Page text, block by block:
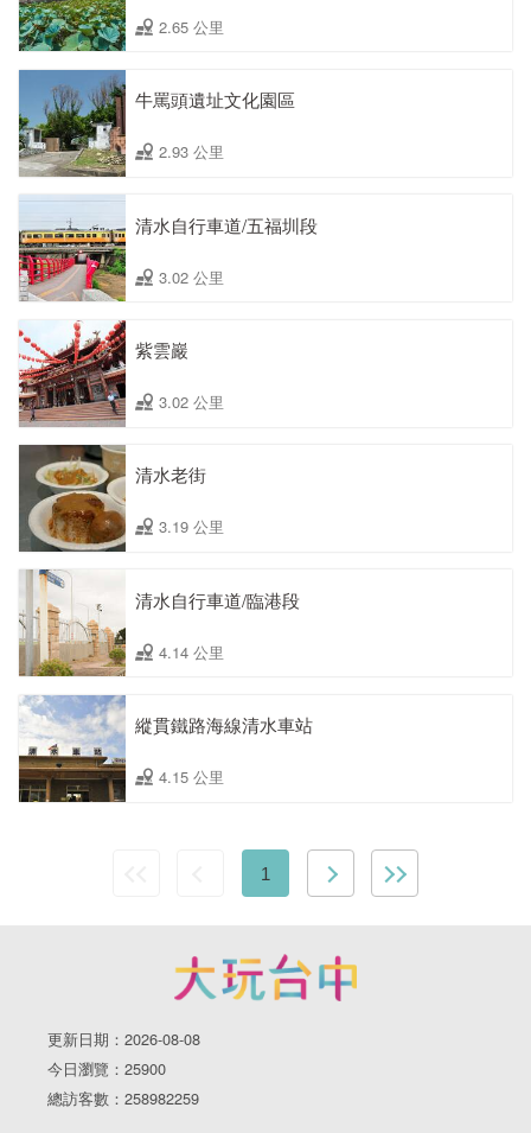
2.65 公里
牛罵頭遺址文化園區
2.93 公里
清水自行車道/五福圳段
3.02 公里
紫雲巖
3.02 公里
清水老街
3.19 公里
清水自行車道/臨港段
4.14 公里
縱貫鐵路海線清水車站
4.15 公里
1
更新日期：2026-08-08
今日瀏覽：25900
總訪客數：258982259